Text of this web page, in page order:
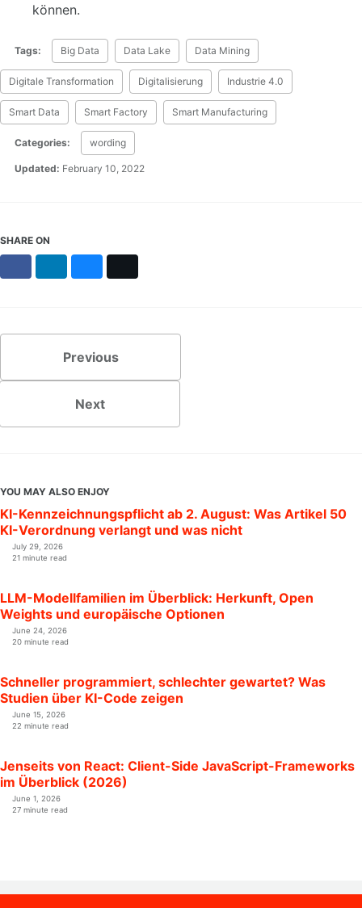
können.
Tags: Big Data Data Lake Data Mining
Digitale Transformation Digitalisierung Industrie 4.0
Smart Data Smart Factory Smart Manufacturing
Categories: wording
Updated: February 10, 2022
SHARE ON
Previous
Next
YOU MAY ALSO ENJOY
KI-Kennzeichnungspflicht ab 2. August: Was Artikel 50
KI-Verordnung verlangt und was nicht
July 29, 2026
21 minute read
LLM-Modellfamilien im Überblick: Herkunft, Open
Weights und europäische Optionen
June 24, 2026
20 minute read
Schneller programmiert, schlechter gewartet? Was
Studien über KI-Code zeigen
June 15, 2026
22 minute read
Jenseits von React: Client-Side JavaScript-Frameworks
im Überblick (2026)
June 1, 2026
27 minute read